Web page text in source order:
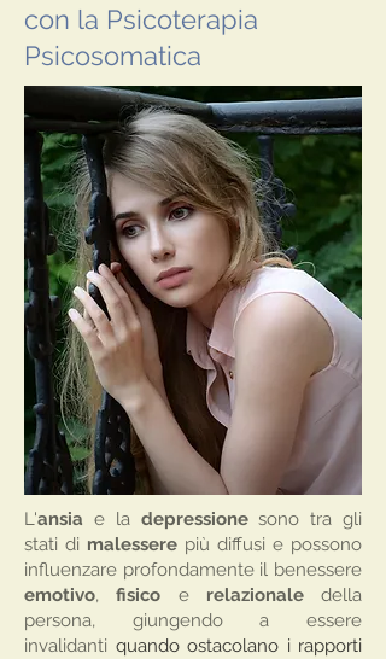
con la Psicoterapia
Psicosomatica
L'ansia e la depressionesono tra gli
stati di malessere più diffusi e possono
influenzare profondamente il benessere
emotivo,fisico e relazionaledella
persona, giungendo a essere
invalidanti quando ostacolano i rapporti